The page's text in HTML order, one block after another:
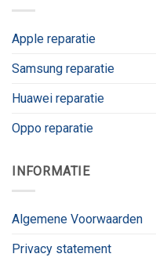
Apple reparatie
Samsung reparatie
Huawei reparatie
Oppo reparatie
INFORMATIE
Algemene Voorwaarden
Privacy statement